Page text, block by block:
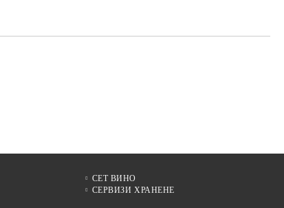
СЕТ ВИНО
СЕРВИЗИ ХРАНЕНЕ